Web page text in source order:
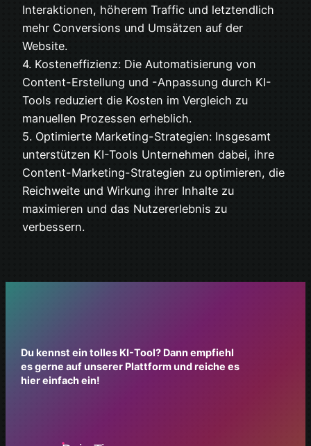
Interaktionen, höherem Traffic und letztendlich
mehr Conversions und Umsätzen auf der
Website.
4. Kosteneffizienz: Die Automatisierung von
Content-Erstellung und -Anpassung durch KI-
Tools reduziert die Kosten im Vergleich zu
manuellen Prozessen erheblich.
5. Optimierte Marketing-Strategien: Insgesamt
unterstützen KI-Tools Unternehmen dabei, ihre
Content-Marketing-Strategien zu optimieren, die
Reichweite und Wirkung ihrer Inhalte zu
maximieren und das Nutzererlebnis zu
verbessern.
Du kennst ein tolles KI-Tool? Dann empfiehl
es gerne auf unserer Plattform und reiche es
hier einfach ein!